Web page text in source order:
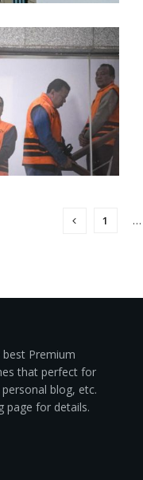
1 …
Premium
that perfect for
blog, etc.
page for details.